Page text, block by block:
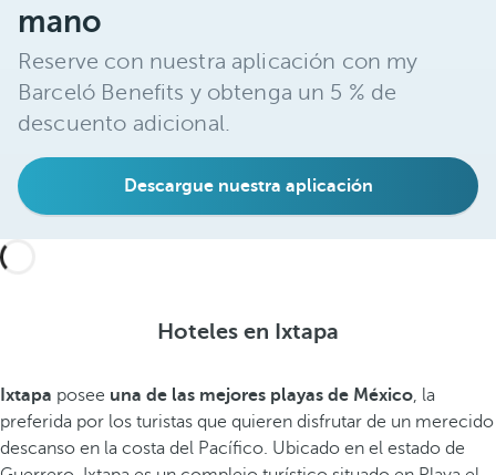
mano
Reserve con nuestra aplicación con my
Barceló Benefits y obtenga un 5 % de
descuento adicional.
Descargue nuestra aplicación
Hoteles en Ixtapa
Ixtapa posee una de las mejores playas de México, la
preferida por los turistas que quieren disfrutar de un merecido
descanso en la costa del Pacífico. Ubicado en el estado de